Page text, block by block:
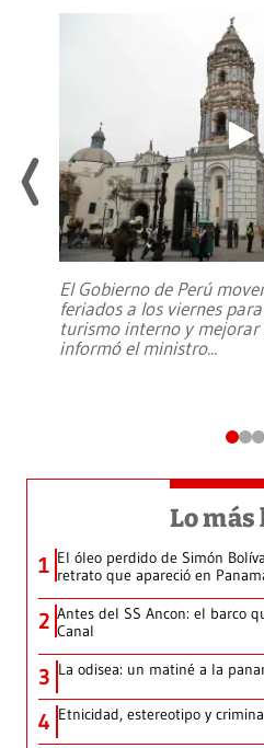
El Gobierno de Perú
feriados a los viernes
turismo interno y
informó el ministro...
Lo más
1 El óleo perdido de Simón
retrato que apareció en
2 Antes del SS Ancon: el barco
Canal
3 La odisea: un matiné a la
4 Etnicidad, estereotipo y